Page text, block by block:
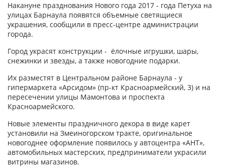
Накануне празднования Нового года 2017 - года Петуха на
улицах Барнаула появятся объемные светящиеся
украшения, сообщили в пресс-центре администрации
города.
Город украсят конструкции - ёлочные игрушки, шары,
снежинки и звезды, а также новогодние подарки.
Их разместят в Центральном районе Барнаула - у
гипермаркета «Арсидом» (пр-кт Красноармейский, 3) и на
пересечении улицы Мамонтова и проспекта
Красноармейского.
Новые элементы праздничного декора в виде карет
установили на Змеиногорском тракте, оригинальное
новогоднее оформление появилось у автоцентра «АНТ»,
автомобильных мастерских, предприниматели украсили
витрины магазинов.